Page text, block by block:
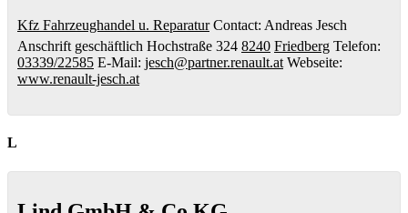
Kfz Fahrzeughandel u. Reparatur Contact: Andreas Jesch
Anschrift geschäftlich Hochstraße 324 8240 Friedberg Telefon:
03339/22585 E-Mail: jesch@partner.renault.at Webseite:
www.renault-jesch.at
L